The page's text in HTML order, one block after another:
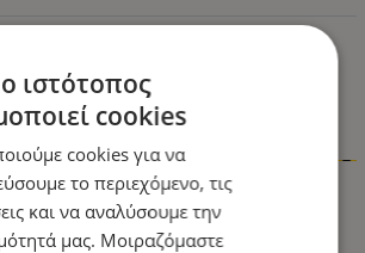
Πληροφορίες
προφυλακτήρα για αυτοκίνητα και SUV,
ιστότοπος
cookies
cookies για να
το περιεχόμενο, τις
και να αναλύσουμε την
μας. Μοιραζόμαστε